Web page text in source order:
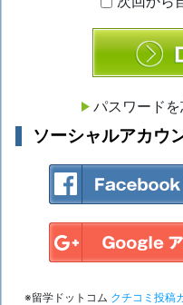
パスワード
ソーシャルアカウ
※留学ドットコム クチコミ投稿